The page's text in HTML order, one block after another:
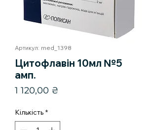
Артикул: med_1398
Цитофлавін 10мл №5
амп.
1 120,00 ₴
Кількість *